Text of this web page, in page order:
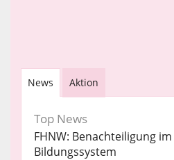
News Aktion
Top News
FHNW: Benachteiligung
Bildungssystem